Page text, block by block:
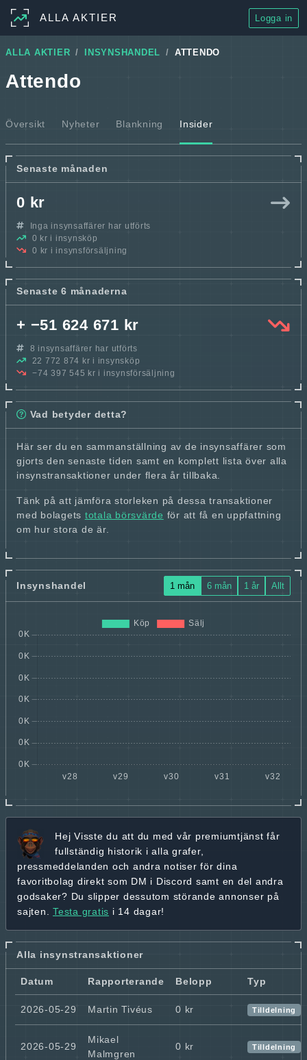
ALLA AKTIER Logga in
ALLA AKTIER INSYNSHANDEL ATTENDO
Attendo
Översikt Nyheter Blankning Insider
Senaste månaden
0 kr
Inga insynsaffärer har utförts
0 kr i insynsköp
0 kr i insynsförsäljning
Senaste 6 månaderna
+ −51 624 671 kr
8 insynsaffärer har utförts
22 772 874 kr i insynsköp
−74 397 545 kr i insynsförsäljning
Vad betyder detta?
Här ser du en sammanställning av de insynsaffärer som
gjorts den senaste tiden samt en komplett lista över alla
insynstransaktioner under flera år tillbaka.
Tänk på att jämföra storleken på dessa transaktioner
med bolagets totala börsvärde för att få en uppfattning
om hur stora de är.
Insynshandel 1 mån 6 mån 1 år Allt
Hej Visste du att du med vår premiumtjänst får
fullständig historik i alla grafer,
pressmeddelanden och andra notiser för dina
favoritbolag direkt som DM i Discord samt en del andra
godsaker? Du slipper dessutom störande annonser på
sajten. Testa gratis i 14 dagar!
Alla insynstransaktioner
Datum Rapporterande Belopp Typ
2026-05-29 Martin Tivéus 0 kr Tilldelning
2026-05-29
Mikael
Malmgren
0 kr Tilldelning